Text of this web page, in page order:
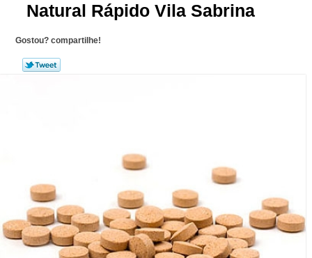
Natural Rápido Vila Sabrina
Gostou? compartilhe!